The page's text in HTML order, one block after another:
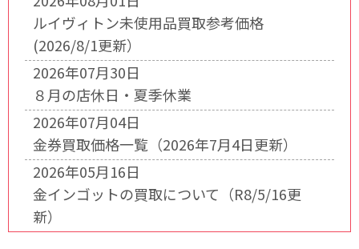
ルイヴィトン未使用品買取参考価格
(2026/8/1更新）
2026年07月30日
８月の店休日・夏季休業
2026年07月04日
金券買取価格一覧（2026年7月4日更新）
2026年05月16日
金インゴットの買取について（R8/5/16更
新）